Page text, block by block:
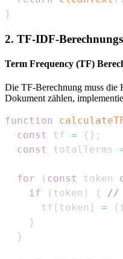
}
2. TF-IDF-
Term Frequency (TF)
Die TF-Berechnung muss die
Dokument zählen,
function
const
tf = { } ;
const
totalTerms
for ( const token
if
( token ) {
//
      tf
[ token ] = (
}
}